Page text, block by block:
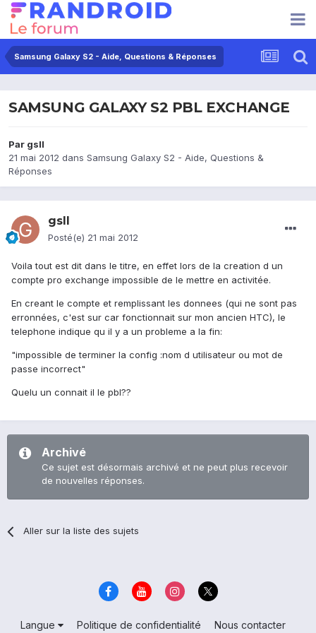
Samsung Galaxy S2 - Aide, Questions & Réponses
SAMSUNG GALAXY S2 PBL EXCHANGE
Par gsll
21 mai 2012 dans Samsung Galaxy S2 - Aide, Questions &
Réponses
gsll
Posté(e) 21 mai 2012
Voila tout est dit dans le titre, en effet lors de la creation d un
compte pro exchange impossible de le mettre en activitée.
En creant le compte et remplissant les donnees (qui ne sont pas
erronnées, c'est sur car fonctionnait sur mon ancien HTC), le
telephone indique qu il y a un probleme a la fin:
"impossible de terminer la config :nom d utilisateur ou mot de
passe incorrect"
Quelu un connait il le pbl??
Archivé
Ce sujet est désormais archivé et ne peut plus recevoir
de nouvelles réponses.
Aller sur la liste des sujets
Langue Politique de confidentialité Nous contacter